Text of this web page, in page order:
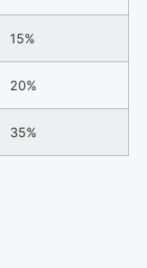
15%
20%
35%